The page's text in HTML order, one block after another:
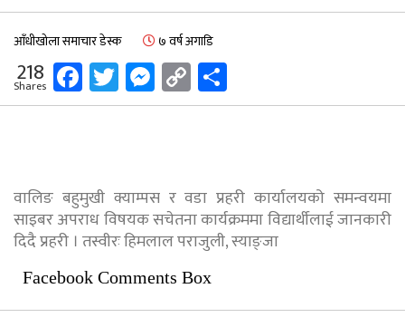
आँधीखोला समाचार डेस्क ७ वर्ष अगाडि
218
Shares Facebook
Twitter
Messenger
Copy
Link
वालिङ बहुमुखी क्याम्पस र वडा प्रहरी कार्यालयको समन्वयमा
साइबर अपराध विषयक सचेतना कार्यक्रममा विद्यार्थीलाई जानकारी
दिदै प्रहरी । तस्वीरः हिमलाल पराजुली, स्याङ्जा
Facebook Comments Box